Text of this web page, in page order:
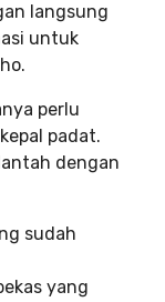
langsung
untuk
perlu
padat.
dengan
sudah
yang